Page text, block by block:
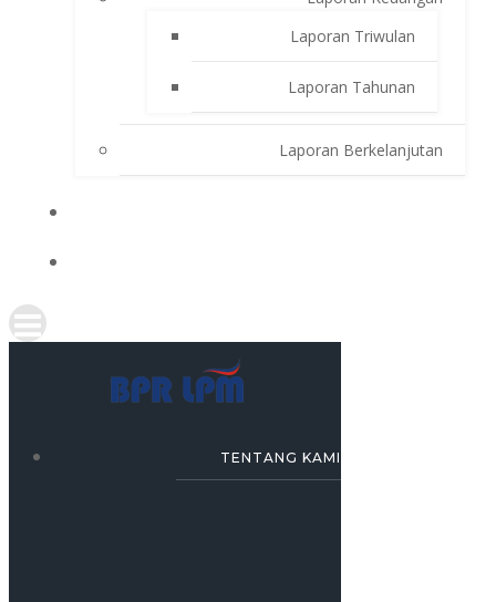
Laporan Triwulan
Laporan Tahunan
Laporan Berkelanjutan
TENTANG KAMI